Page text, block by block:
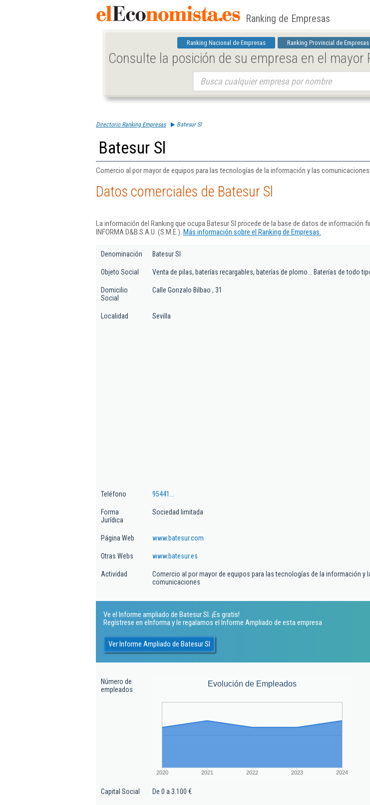
Ranking de Empresas
Ranking Nacional de Empresas Ranking Provincial de Empresas
Consulte la posición de su empresa en el mayor
Directorio Ranking Empresas Batesur Sl
Batesur Sl
Comercio al por mayor de equipos para las tecnologías de la información y las
Datos comerciales de Batesur Sl
La información del Ranking que ocupa Batesur Sl procede de la base de datos de información
INFORMA D&B S.A.U. (S.M.E.). Más información sobre el Ranking de Empresas.
Denominación Batesur Sl
Objeto Social Venta de pilas, baterías recargables, baterías de plomo... Baterías de todo
Domicilio
Social
Calle Gonzalo Bilbao , 31
Localidad Sevilla
Teléfono 95441...
Forma
Jurídica
Sociedad limitada
Página Web www.batesur.com
Otras Webs www.batesur.es
Actividad
Comercio al por mayor de equipos para las tecnologías de la información y
comunicaciones
Ve el Informe ampliado de Batesur Sl. ¡Es gratis!
Regístrese en eInforma y le regalamos el Informe Ampliado de esta empresa
Ver Informe Ampliado de Batesur Sl
Número de
empleados
Evolución de Empleados
2020 2021 2022 2023 2024
Capital Social De 0 a 3.100 €